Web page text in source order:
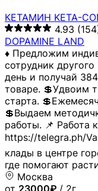
КЕТАМИН KETA-
4.93
DOPAMINE LAND
♦️ Предложим
сотрудник
день и получай
товаре. 💲Удвоим
старта.
💲Выдаем
работы. 📌 Работа
https://telegra.ph/
клады в центре
где помогают
Москва
от 23000₽ / 2г